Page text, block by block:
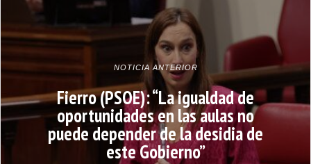
NOTICIA ANTERIOR
Fierro (PSOE): “La igualdad de
oportunidades en las aulas no
puede depender de la desidia de
este Gobierno”